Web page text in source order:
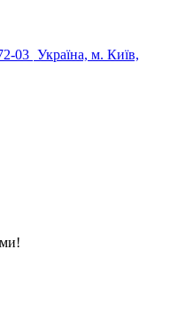
03 Україна, м. Київ,